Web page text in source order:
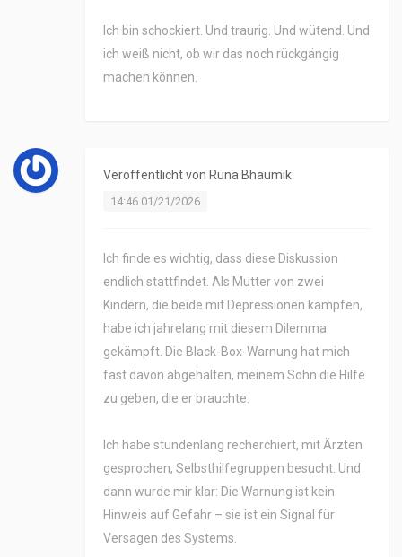
Ich bin schockiert. Und traurig. Und wütend. Und
ich weiß nicht, ob wir das noch rückgängig
machen können.
Veröffentlicht von Runa Bhaumik
14:46 01/21/2026
Ich finde es wichtig, dass diese Diskussion
endlich stattfindet. Als Mutter von zwei
Kindern, die beide mit Depressionen kämpfen,
habe ich jahrelang mit diesem Dilemma
gekämpft. Die Black-Box-Warnung hat mich
fast davon abgehalten, meinem Sohn die Hilfe
zu geben, die er brauchte.
Ich habe stundenlang recherchiert, mit Ärzten
gesprochen, Selbsthilfegruppen besucht. Und
dann wurde mir klar: Die Warnung ist kein
Hinweis auf Gefahr – sie ist ein Signal für
Versagen des Systems.